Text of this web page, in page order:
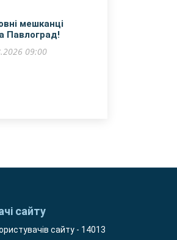
мешканці
Павлоград!
09:00
сайту
сайту - 14013